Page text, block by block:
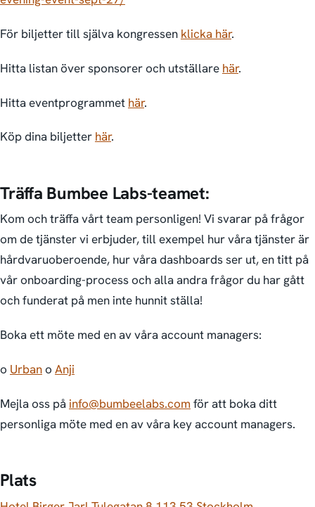
För biljetter till själva kongressen klicka här.
Hitta listan över sponsorer och utställare här.
Hitta eventprogrammet här.
Köp dina biljetter här.
Träffa Bumbee Labs-teamet:
Kom och träffa vårt team personligen! Vi svarar på frågor
om de tjänster vi erbjuder, till exempel hur våra tjänster är
hårdvaruoberoende, hur våra dashboards ser ut, en titt på
vår onboarding-process och alla andra frågor du har gått
och funderat på men inte hunnit ställa!
Boka ett möte med en av våra account managers:
o Urbano Anji
Mejla oss på info@bumbeelabs.com för att boka ditt
personliga möte med en av våra key account managers.
Plats